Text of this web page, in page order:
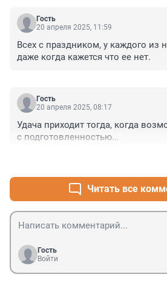
Гость
20 апреля 2025, 11:59
Всех с праздником, у каждого из
даже когда кажется что ее нет.
Гость
20 апреля 2025, 08:17
Удача приходит тогда, когда
с подготовленностью...
Читать все
Гость
Войти